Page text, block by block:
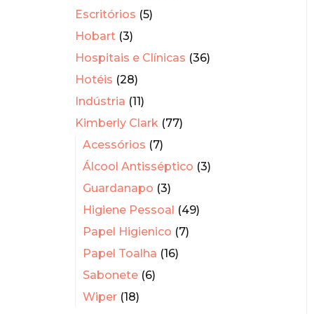
Escritórios (5)
Hobart (3)
Hospitais e Clínicas (36)
Hotéis (28)
Indústria (11)
Kimberly Clark (77)
Acessórios (7)
Álcool Antisséptico (3)
Guardanapo (3)
Higiene Pessoal (49)
Papel Higienico (7)
Papel Toalha (16)
Sabonete (6)
Wiper (18)